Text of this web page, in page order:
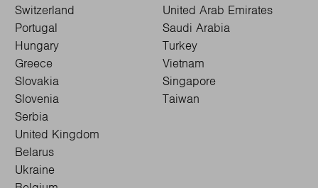
Switzerland
Portugal
Hungary
Greece
Slovakia
Slovenia
Serbia
United Kingdom
Belarus
Ukraine
United Arab Emirates
Saudi Arabia
Turkey
Vietnam
Singapore
Taiwan